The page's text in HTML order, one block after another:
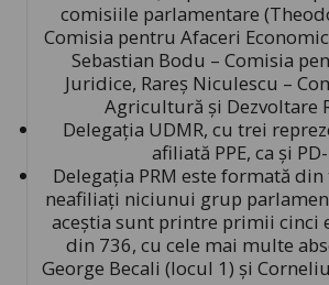
comisiile parlamentare
Comisia pentru Afaceri
Sebastian Bodu – Comisia
Juridice, Rareş Niculescu –
Agricultură şi Dezvoltare
Delegaţia UDMR, cu trei
afiliată PPE, ca şi
Delegaţia PRM este formată
neafiliaţi niciunui grup
aceştia sunt printre primii cinci
din 736, cu cele mai multe
George Becali (locul 1) şi